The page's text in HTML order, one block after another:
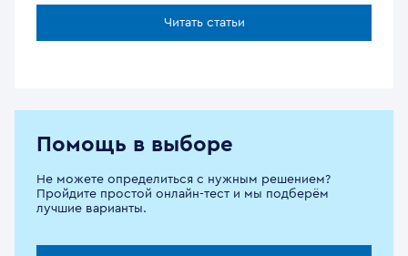
Читать статьи
Помощь в выборе
Не можете определиться с нужным решением?
Пройдите простой онлайн-тест и мы подберём
лучшие варианты.